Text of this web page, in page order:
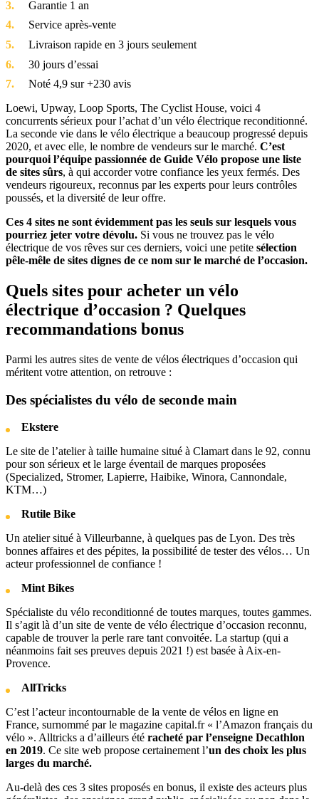
Garantie 1 an
Service après-vente
Livraison rapide en 3 jours seulement
30 jours d’essai
Noté 4,9 sur +230 avis
Loewi, Upway, Loop Sports, The Cyclist House, voici 4
concurrents sérieux pour l’achat d’un vélo électrique reconditionné.
La seconde vie dans le vélo électrique a beaucoup progressé depuis
2020, et avec elle, le nombre de vendeurs sur le marché. C’est
pourquoi l’équipe passionnée de Guide Vélo propose une liste
de sites sûrs, à qui accorder votre confiance les yeux fermés. Des
vendeurs rigoureux, reconnus par les experts pour leurs contrôles
poussés, et la diversité de leur offre.
Ces 4 sites ne sont évidemment pas les seuls sur lesquels vous
pourriez jeter votre dévolu. Si vous ne trouvez pas le vélo
électrique de vos rêves sur ces derniers, voici une petite sélection
pêle-mêle de sites dignes de ce nom sur le marché de l’occasion.
Quels sites pour acheter un vélo
électrique d’occasion ? Quelques
recommandations bonus
Parmi les autres sites de vente de vélos électriques d’occasion qui
méritent votre attention, on retrouve :
Des spécialistes du vélo de seconde main
Ekstere
Le site de l’atelier à taille humaine situé à Clamart dans le 92, connu
pour son sérieux et le large éventail de marques proposées
(Specialized, Stromer, Lapierre, Haibike, Winora, Cannondale,
KTM…)
Rutile Bike
Un atelier situé à Villeurbanne, à quelques pas de Lyon. Des très
bonnes affaires et des pépites, la possibilité de tester des vélos… Un
acteur professionnel de confiance !
Mint Bikes
Spécialiste du vélo reconditionné de toutes marques, toutes gammes.
Il s’agit là d’un site de vente de vélo électrique d’occasion reconnu,
capable de trouver la perle rare tant convoitée. La startup (qui a
néanmoins fait ses preuves depuis 2021 !) est basée à Aix-en-
Provence.
AllTricks
C’est l’acteur incontournable de la vente de vélos en ligne en
France, surnommé par le magazine capital.fr « l’Amazon français du
vélo ». Alltricks a d’ailleurs été racheté par l’enseigne Decathlon
en 2019. Ce site web propose certainement l’un des choix les plus
larges du marché.
Au-delà des ces 3 sites proposés en bonus, il existe des acteurs plus